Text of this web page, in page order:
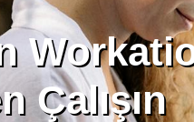
Çalışın